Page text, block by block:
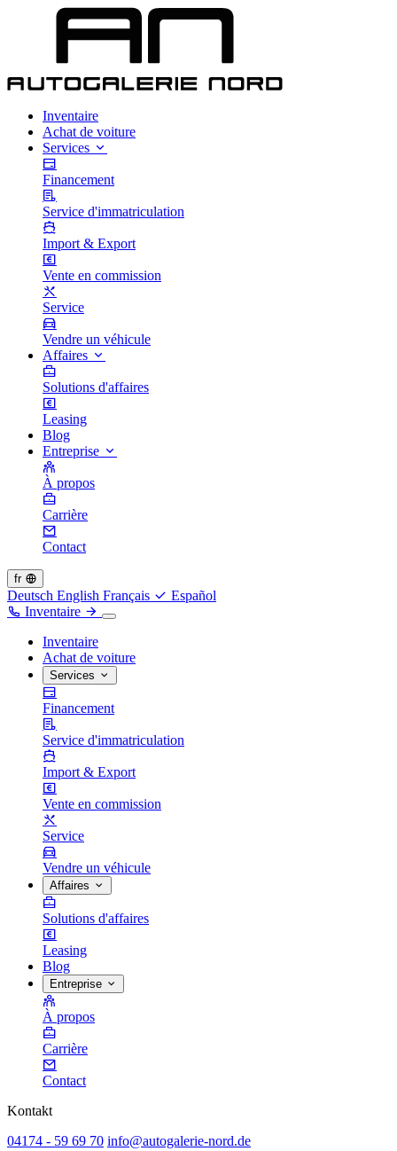
Inventaire
Achat de voiture
Services
Financement
Service d'immatriculation
Import & Export
Vente en commission
Service
Vendre un véhicule
Affaires
Solutions d'affaires
Leasing
Blog
Entreprise
À propos
Carrière
Contact
fr
Deutsch English Français
Español
Inventaire
Inventaire
Achat de voiture
Services
Financement
Service d'immatriculation
Import & Export
Vente en commission
Service
Vendre un véhicule
Affaires
Solutions d'affaires
Leasing
Blog
Entreprise
À propos
Carrière
Contact
Kontakt
04174 - 59 69 70 info@autogalerie-nord.de